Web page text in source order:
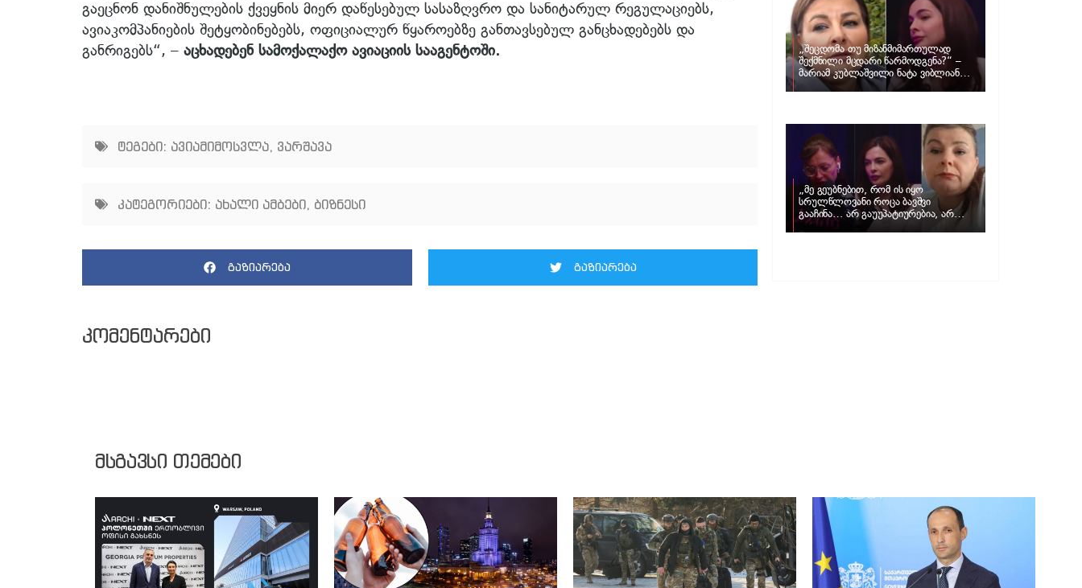
გაეცნონ დანიშნულების ქვეყნის მიერ დაწესებულ სასაზღვრო და სანიტარულ რეგულაციებს,
ავიაკომპანიების შეტყობინებებს, ოფიციალურ წყაროებზე განთავსებულ განცხადებებს და
განრიგებს“, – აცხადებენ სამოქალაქო ავიაციის სააგენტოში.
ტეგები: ავიამიმოსვლა, ვარშავა
კატეგორიები: ახალი ამბები, ბიზნესი
გაზიარება გაზიარება
კომენტარები
„შეცდომა თუ მიზანმიმართულად
შექმნილი მცდარი წარმოდგენა?“ –
მარიამ კუბლაშვილი ნატა ვიბლიანის
საქმეზე ვიდეომიმართვას ავრცელებს
„მე გეუბნებით, რომ ის იყო
სრულწლოვანი როცა ბავშვი
გააჩინა… არ გაუუპატიურებია, არ
უძალადია და მსგავსი რამ არ
მსგავსი თემები